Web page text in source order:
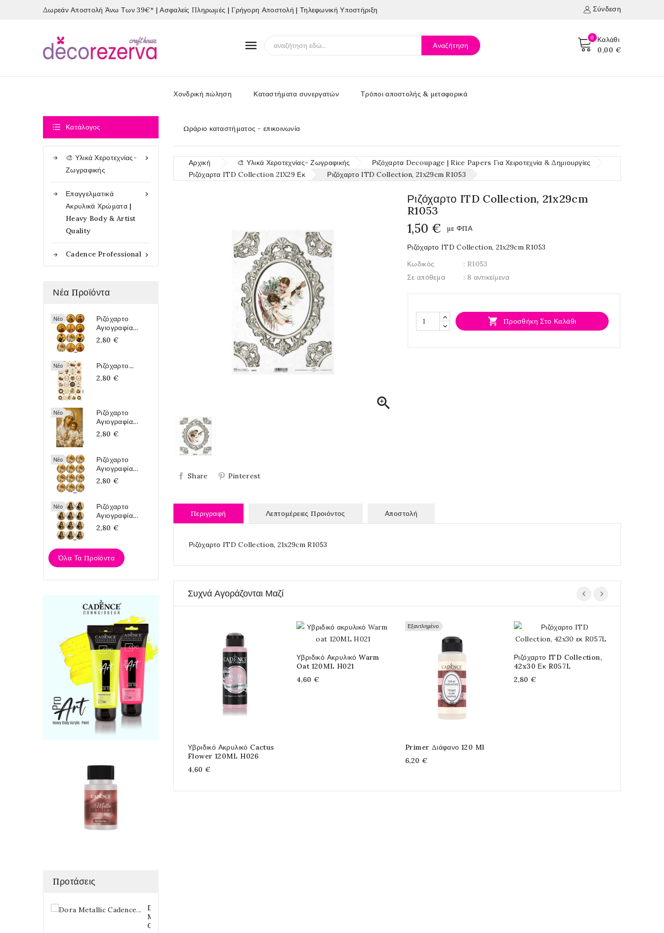
Δωρεάν Αποστολή Άνω Των 39€* | Ασφαλείς Πληρωμές | Γρήγορη Αποστολή | Τηλεφωνική Υποστήριξη Σύνδεση
0
Καλάθι
0,00 €
 Αναζήτηση
Χονδρική πώληση Καταστήματα συνεργατών Τρόποι αποστολής & μεταφορικά
Ωράριο καταστήματος - επικοινωνία
 Κατάλογος

🎨 Υλικά Χεροτεχνίας-
Ζωγραφικής

Επαγγελματικά
Ακρυλικά Χρώματα |
Heavy Body & Artist
Quality

Cadence Professional
Νέα Προϊόντα
Νέο
Ριζόχαρτο
Αγιογραφία...
2,80 €
Νέο
Ριζόχαρτο...
2,80 €
Νέο
Ριζόχαρτο
Αγιογραφία...
2,80 €
Νέο
Ριζόχαρτο
Αγιογραφία...
2,80 €
Νέο
Ριζόχαρτο
Αγιογραφία...
2,80 €
Όλα Τα Προϊόντα
Προτάσεις
Dora
Metallic
Cadence...
Αρχική 🎨 Υλικά Χεροτεχνίας- Ζωγραφικής
Ριζόχαρτα Decoupage | Rice Papers Για Χειροτεχνία & Δημιουργίες
Ριζόχαρτα ITD Collection 21X29 Εκ
Ριζόχαρτο ITD Collection, 21x29cm R1053

Share Pinterest
Ριζόχαρτο ITD Collection, 21x29cm
R1053
1,50 € με ΦΠΑ
Ριζόχαρτο ITD Collection, 21x29cm R1053
Κωδικός
: R1053
Σε απόθεμα
: 8 αντικείμενα
 Προσθήκη Στο Καλάθι
Περιγραφή Λεπτομέρειες Προιόντος Αποστολή
Ριζόχαρτο ITD Collection, 21x29cm R1053
Συχνά Αγοράζονται Μαζί
Υβριδικό Ακρυλικό Cactus
Flower 120ML H026
4,60 €
Υβριδικό Ακρυλικό Warm
Oat 120ML H021
4,60 €
Εξαντλημένο
Primer Διάφανο 120 Ml
6,20 €
Ριζόχαρτο ITD Collection,
42x30 Εκ R057L
2,80 €